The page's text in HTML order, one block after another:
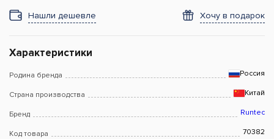
Нашли дешевле Хочу в подарок
Характеристики
Родина бренда Россия
Страна производства Китай
Бренд Runtec
Код товара 70382